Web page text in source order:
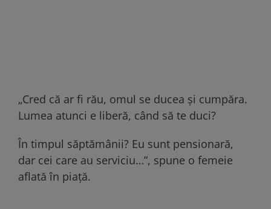
„Cred că ar fi rău, omul se ducea şi cumpăra.
Lumea atunci e liberă, când să te duci?
În timpul săptămânii? Eu sunt pensionară,
dar cei care au serviciu…”, spune o femeie
aflată în piaţă.